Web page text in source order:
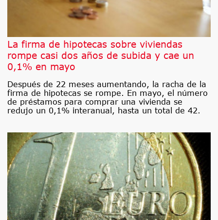
La firma de hipotecas sobre viviendas
rompe casi dos años de subida y cae un
0,1% en mayo
Después de 22 meses aumentando, la racha de la
firma de hipotecas se rompe. En mayo, el número
de préstamos para comprar una vivienda se
redujo un 0,1% interanual, hasta un total de 42.